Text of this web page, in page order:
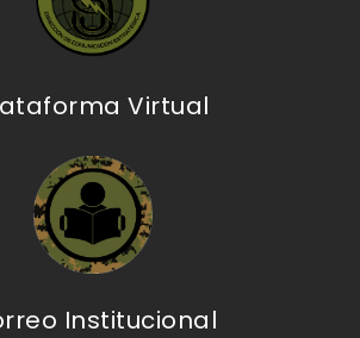
Virtual
Institucional